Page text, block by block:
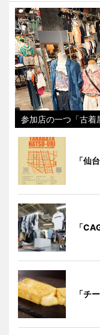
参加店の一つ「古着
「仙
「
「チ